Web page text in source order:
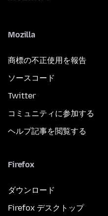
Mozilla
商標の不正使用を報告
ソースコード
Twitter
コミュニティに参加する
ヘルプ記事を閲覧する
Firefox
ダウンロード
Firefox デスクトップ